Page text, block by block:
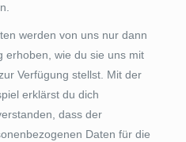
werden von uns nur dann
erhoben, wie du sie uns mit
Verfügung stellst. Mit der
erklärst du dich
dass der
Daten für die